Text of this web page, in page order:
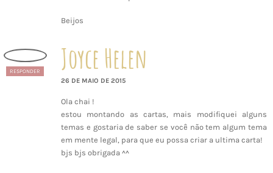
Beijos
RESPONDER Joyce Helen
26 DE MAIO DE 2015
Ola chai !
estou montando as cartas, mais modifiquei alguns
temas e gostaria de saber se você não tem algum tema
em mente legal, para que eu possa criar a ultima carta!
bjs bjs obrigada ^^